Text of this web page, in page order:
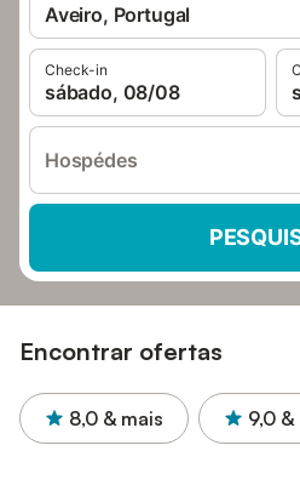
Aveiro, Portugal
Check-in
sábado, 08/08
Hospédes
Encontrar ofertas
8,0 & mais 9,0 &